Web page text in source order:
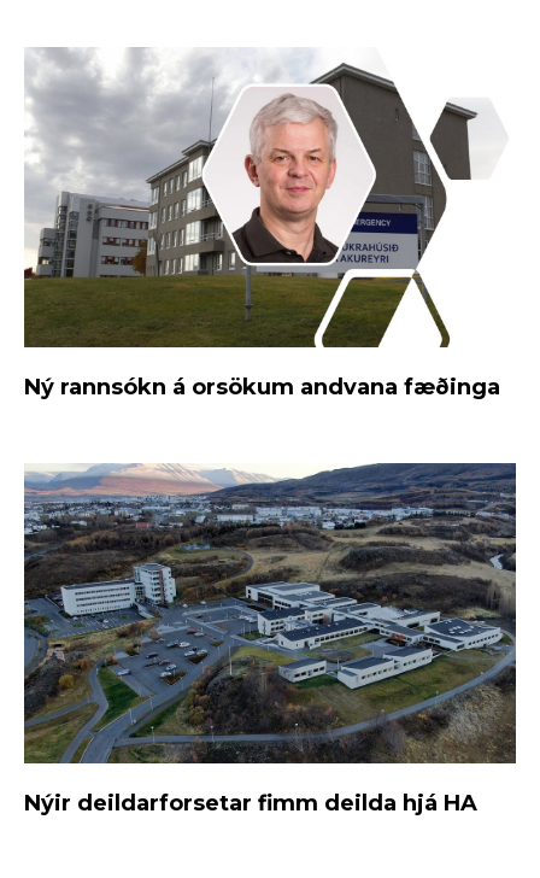
Ný rannsókn á orsökum andvana fæðinga
Nýir deildarforsetar fimm deilda hjá HA